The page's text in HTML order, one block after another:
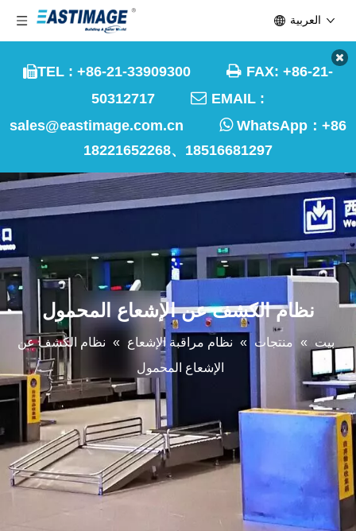
TEL : +86-21-33909300  FAX: +86-21-
50312717  EMAIL :
sales@eastimage.com.cn
WhatsApp： +86
18221652268、18516681297
العربية
نظام الكشف عن الإشعاع المحمول
بيت » منتجات » نظام مراقبة الإشعاع » نظام الكشف عن
الإشعاع المحمول